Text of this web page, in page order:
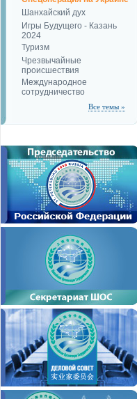
Шанхайский дух
Игры Будущего - Казань
2024
Туризм
Чрезвычайные
происшествия
Международное
сотрудничество
Все темы »